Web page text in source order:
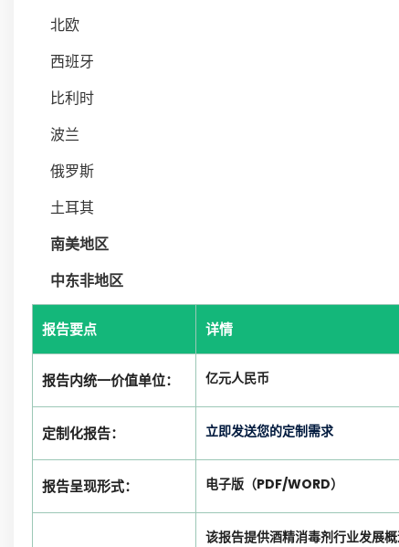
北欧
西班牙
比利时
波兰
俄罗斯
土耳其
南美地区
中东非地区
报告要点 详情
报告内统一价值单位： 亿元人民币
定制化报告： 立即发送您的定制需求
报告呈现形式： 电子版（PDF/WORD）
该报告提供酒精消毒剂行业发展